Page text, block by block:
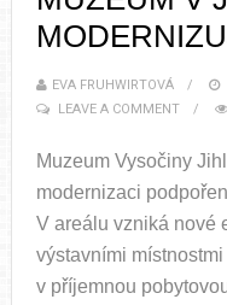
EVA FRUHWIRTOVÁ
LEAVE A COMMENT
Muzeum Vysočiny
modernizaci
V areálu vzniká nové
výstavními
v příjemnou